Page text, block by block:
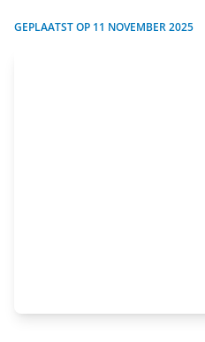
GEPLAATST OP 11 NOVEMBER 2025